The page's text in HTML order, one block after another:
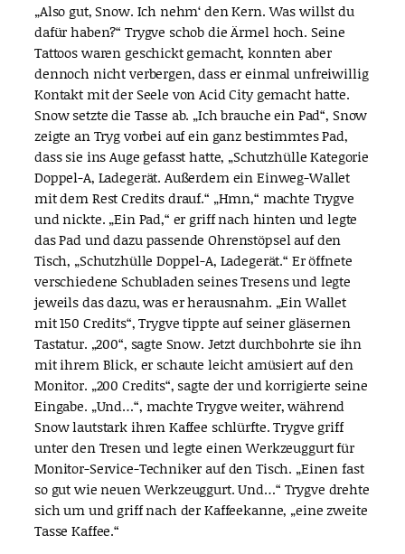
„Also gut, Snow. Ich nehm‘ den Kern. Was willst du
dafür haben?“ Trygve schob die Ärmel hoch. Seine
Tattoos waren geschickt gemacht, konnten aber
dennoch nicht verbergen, dass er einmal unfreiwillig
Kontakt mit der Seele von Acid City gemacht hatte.
Snow setzte die Tasse ab. „Ich brauche ein Pad“, Snow
zeigte an Tryg vorbei auf ein ganz bestimmtes Pad,
dass sie ins Auge gefasst hatte, „Schutzhülle Kategorie
Doppel-A, Ladegerät. Außerdem ein Einweg-Wallet
mit dem Rest Credits drauf.“ „Hmn,“ machte Trygve
und nickte. „Ein Pad,“ er griff nach hinten und legte
das Pad und dazu passende Ohrenstöpsel auf den
Tisch, „Schutzhülle Doppel-A, Ladegerät.“ Er öffnete
verschiedene Schubladen seines Tresens und legte
jeweils das dazu, was er herausnahm. „Ein Wallet
mit 150 Credits“, Trygve tippte auf seiner gläsernen
Tastatur. „200“, sagte Snow. Jetzt durchbohrte sie ihn
mit ihrem Blick, er schaute leicht amüsiert auf den
Monitor. „200 Credits“, sagte der und korrigierte seine
Eingabe. „Und…“, machte Trygve weiter, während
Snow lautstark ihren Kaffee schlürfte. Trygve griff
unter den Tresen und legte einen Werkzeuggurt für
Monitor-Service-Techniker auf den Tisch. „Einen fast
so gut wie neuen Werkzeuggurt. Und…“ Trygve drehte
sich um und griff nach der Kaffeekanne, „eine zweite
Tasse Kaffee.“